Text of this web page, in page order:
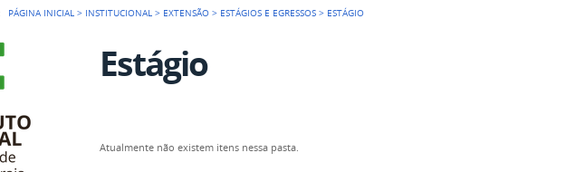
PÁGINA INICIAL > INSTITUCIONAL > EXTENSÃO > ESTÁGIOS E EGRESSOS > ESTÁGIO
Estágio
Atualmente não existem itens nessa pasta.